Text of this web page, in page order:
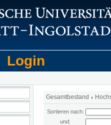
Login
Gesamtbestand
Sortieren nach:
und: